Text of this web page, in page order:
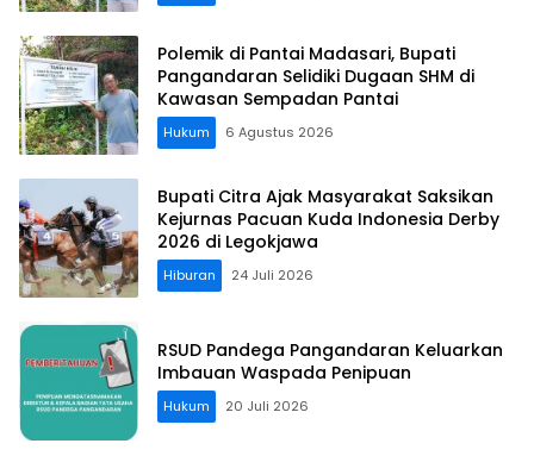
Polemik di Pantai Madasari, Bupati
Pangandaran Selidiki Dugaan SHM di
Kawasan Sempadan Pantai
Hukum 6 Agustus 2026
Bupati Citra Ajak Masyarakat Saksikan
Kejurnas Pacuan Kuda Indonesia Derby
2026 di Legokjawa
Hiburan 24 Juli 2026
RSUD Pandega Pangandaran Keluarkan
Imbauan Waspada Penipuan
Hukum 20 Juli 2026